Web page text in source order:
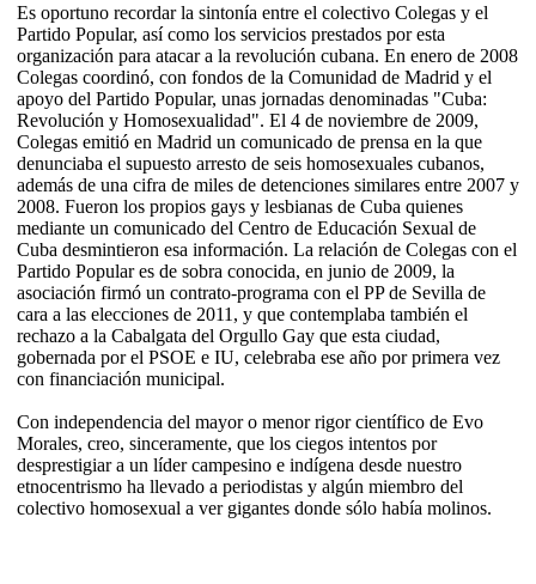
Es oportuno recordar la sintonía entre el colectivo Colegas y el
Partido Popular, así como los servicios prestados por esta
organización para atacar a la revolución cubana. En enero de 2008
Colegas coordinó, con fondos de la Comunidad de Madrid y el
apoyo del Partido Popular, unas jornadas denominadas "Cuba:
Revolución y Homosexualidad". El 4 de noviembre de 2009,
Colegas emitió en Madrid un comunicado de prensa en la que
denunciaba el supuesto arresto de seis homosexuales cubanos,
además de una cifra de miles de detenciones similares entre 2007 y
2008. Fueron los propios gays y lesbianas de Cuba quienes
mediante un comunicado del Centro de Educación Sexual de
Cuba desmintieron esa información. La relación de Colegas con el
Partido Popular es de sobra conocida, en junio de 2009, la
asociación firmó un contrato-programa con el PP de Sevilla de
cara a las elecciones de 2011, y que contemplaba también el
rechazo a la Cabalgata del Orgullo Gay que esta ciudad,
gobernada por el PSOE e IU, celebraba ese año por primera vez
con financiación municipal.
Con independencia del mayor o menor rigor científico de Evo
Morales, creo, sinceramente, que los ciegos intentos por
desprestigiar a un líder campesino e indígena desde nuestro
etnocentrismo ha llevado a periodistas y algún miembro del
colectivo homosexual a ver gigantes donde sólo había molinos.